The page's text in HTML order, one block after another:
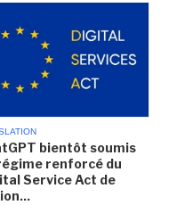
bientôt soumis
renforcé du
Service Act de